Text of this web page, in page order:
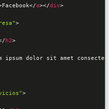
Facebook</a></div>
>
h2>
ipsum dolor sit amet
>